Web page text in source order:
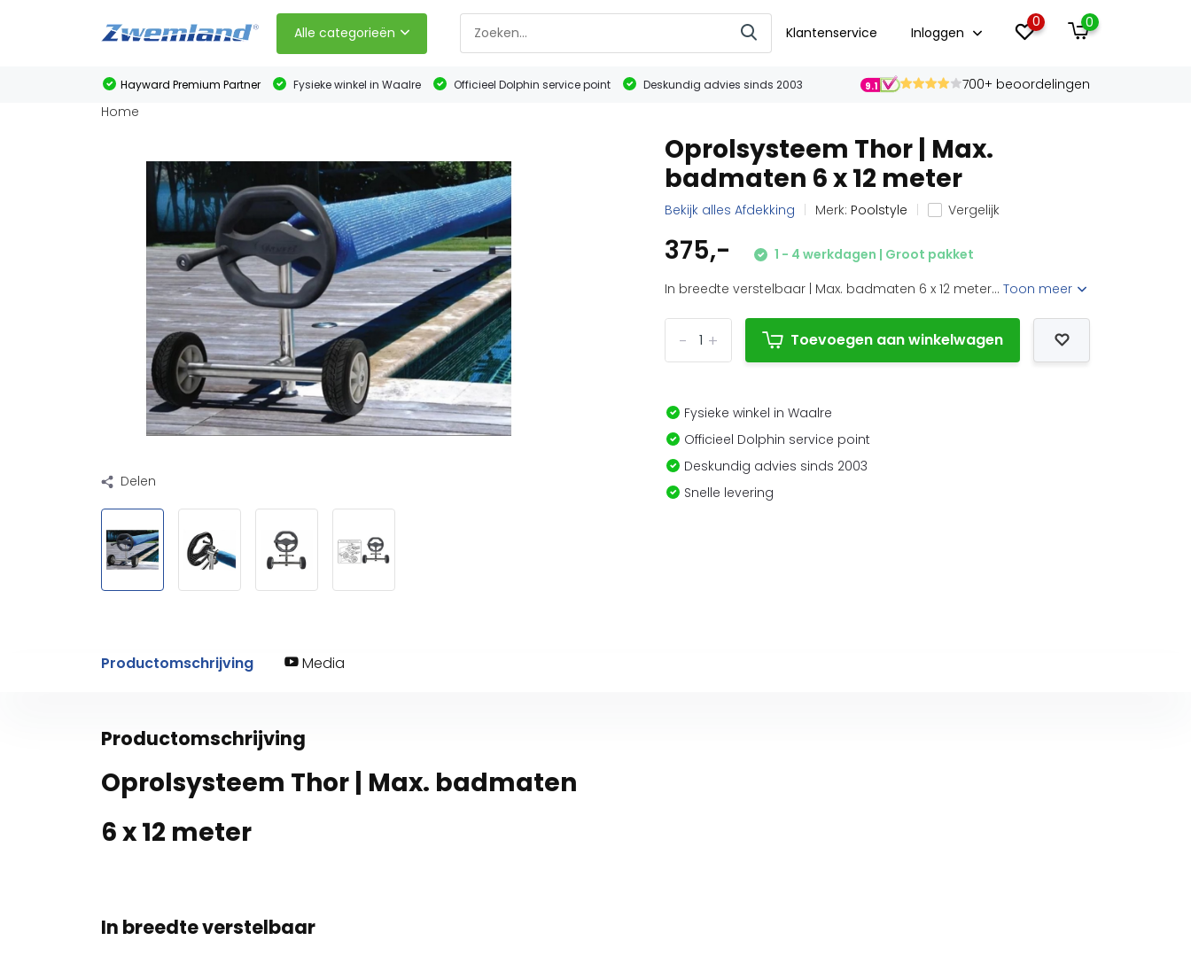
Alle categorieën Klantenservice Inloggen
0 0
Hayward Premium Partner Fysieke winkel in Waalre Officieel Dolphin service point Deskundig advies sinds 2003 9.1
700+ beoordelingen
Home
Delen
Oprolsysteem Thor | Max.
badmaten 6 x 12 meter
Bekijk alles Afdekking Merk: Poolstyle Vergelijk
375,-
1 - 4 werkdagen | Groot pakket
In breedte verstelbaar | Max. badmaten 6 x 12 meter...Toon meer
+
- Toevoegen aan winkelwagen
Fysieke winkel in Waalre
Officieel Dolphin service point
Deskundig advies sinds 2003
Snelle levering
Productomschrijving Media
Productomschrijving
Oprolsysteem Thor | Max. badmaten
6 x 12 meter
In breedte verstelbaar